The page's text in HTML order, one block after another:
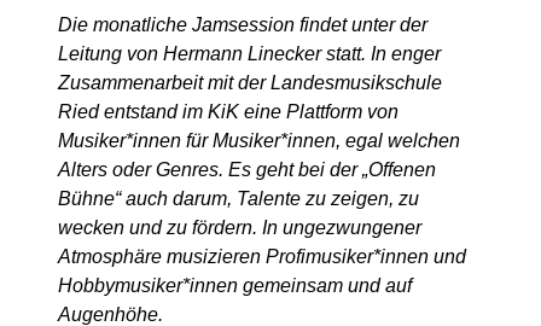
Die monatliche Jamsession findet unter der
Leitung von Hermann Linecker statt. In enger
Zusammenarbeit mit der Landesmusikschule
Ried entstand im KiK eine Plattform von
Musiker*innen für Musiker*innen, egal welchen
Alters oder Genres. Es geht bei der „Offenen
Bühne“ auch darum, Talente zu zeigen, zu
wecken und zu fördern. In ungezwungener
Atmosphäre musizieren Profimusiker*innen und
Hobbymusiker*innen gemeinsam und auf
Augenhöhe.